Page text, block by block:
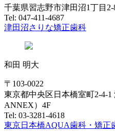
千葉県習志野市津田沼1丁目
Tel: 047-411-4687
津田沼さりな矯正歯科
和田 明大
〒103-0022
東京都中央区日本橋室町2-4-
ANNEX）4F
Tel: 03-3281-4618
東京日本橋AQUA歯科・矯正